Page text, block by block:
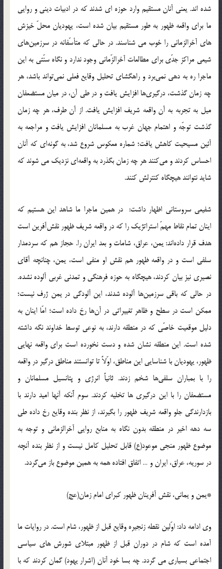
شده اند. یعنی آنان مستقیم وارد حوزه ای شدند که در ادبیات دینی و روایی
ما برای واقعه ظهور به طور مستقیم بیان شده است، یهودیان محلّ خیزش
های آخرالزمانی را خوب می شناسند. در حالی که متأسّفانه در سرزمین‌های
شیعی مراکز جدّی برای مطالعات آخرالزّمانی وجود ندارد و نگاه سنّتی به این
ماجرا ره به دهی نمی‌برد و راهگشای تحلیل وقایع فعلی نمی‌تواند باشد، هر
چه زمان گذشت، درگیری‌ها افزایش یافت و در طی آن، در میان مستضعفان
میل به تجربه به آن واقعه شریف افزایش یافت. از آن طرف، هر چه زمان
گذشت توجّه و اهتمام جهان غرب به مسلمانان افزایش یافت و مراجعه به
آئین مسیحیت کاهش یافت؛ شماره معکوس شروع شد، به گونه‌ای که آنان
احساس کردند و می‌کنند هر چه زمان بگذرد به واقعه‌ای نزدیک می شوند که
شاید نتوانند هیچگاه کنترلش کنند.
شفیعی سروستانی اظهار داشت: در همین ماجرا ما شاهد این هستیم که
اینان تمام نقاط مهمّ استراتژیک را که در واقعه شریف ظهور نقش‌آفرین است
هدف قرار داده‌اند: یمن، عراق، شامات و بعد ایران را. حجاز هم که سردمدار
سلفی است و در واقعه ظهور هم نقش او منفی است، یمن، چنانچه آقای
نصیری نیز بیان کردند، هیچگاه به حوزه فرهنگی و تمدنی غربی آلوده نشده.
در حالی که باقی سرزمین‌ها آلوده شدند، این آلودگی در یمن ژرف نیست؛
ممکن است در سطح و ظاهر تغییراتی در آن‌ها رخ داده است؛ امّا اینان به
دلیل موقعیت خاصّی که در منطقه دارند، به نوعی توسط خداوند نگه داشته
شده است. این منطقه نشان شده و دست نخورده است برای واقعه نهایی
ظهور، یهودیان با شناسایی این مناطق، اوّلاً تا توانستند مناطق درگیر در واقعه
را با بمباران سلفی‌ها شخم زدند. ثانیاً انرژی و پتانسیل مسلمانان و
مستضعفان را با این درگیری ها تخلیه کردند. سوم آّنکه آنها امید دارند با
بازدارندگی جلو واقعه شریف ظهور را بگیرند، از نظر بنده وقایع رخ داده طی
سه دهه اخیر در منطقه بدون نگاه به منابع روایی آخرالزمانی و توجه به
موضوع ظهور منجی موعود(ع) قابل تحلیل کامل نیست و از نظر بنده آنچه
در سوریه، عراق، ایران و … اتفاق افتاده همه به همین موضوع باز می‌گردد.
*یمن و یمانی، نقش آفرینان ظهور کبرای امام زمان(عج)
وی ادامه داد: اوّلین نقطه زنجیره وقایع قبل از ظهور، شام است. در روایات ما
آمده است که شام در دوران قبل از ظهور مبتلای شورش های سیاسی
اجتماعی بسیاری می گردد. چه بسا خود آنان (اشرار یهود) گمان کردند که با